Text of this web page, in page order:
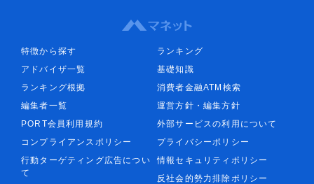
特徴から探す
ランキング
アドバイザ一覧
基礎知識
ランキング根拠
消費者金融ATM検索
編集者一覧
運営方針・編集方針
PORT会員利用規約
外部サービスの利用について
コンプライアンスポリシー
プライバシーポリシー
行動ターゲティング広告につい
て
情報セキュリティポリシー
反社会的勢力排除ポリシー